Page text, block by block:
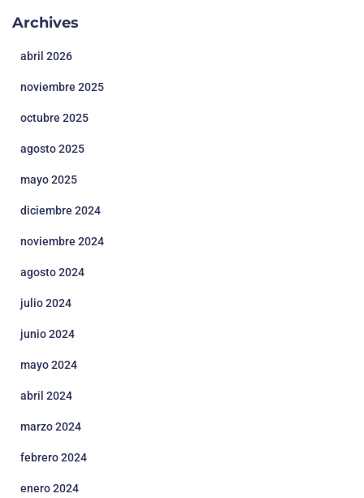
Archives
abril 2026
noviembre 2025
octubre 2025
agosto 2025
mayo 2025
diciembre 2024
noviembre 2024
agosto 2024
julio 2024
junio 2024
mayo 2024
abril 2024
marzo 2024
febrero 2024
enero 2024